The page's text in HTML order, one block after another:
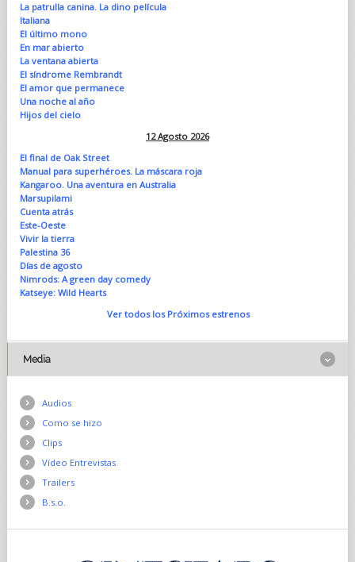
La patrulla canina. La dino película
Italiana
El último mono
En mar abierto
La ventana abierta
El síndrome Rembrandt
El amor que permanece
Una noche al año
Hijos del cielo
12 Agosto 2026
El final de Oak Street
Manual para superhéroes. La máscara roja
Kangaroo. Una aventura en Australia
Marsupilami
Cuenta atrás
Este-Oeste
Vivir la tierra
Palestina 36
Días de agosto
Nimrods: A green day comedy
Katseye: Wild Hearts
Ver todos los Próximos estrenos
Media
Audios
Como se hizo
Clips
Vídeo Entrevistas
Trailers
B.s.o.